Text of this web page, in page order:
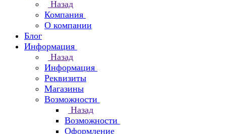
Назад
Компания
О компании
Блог
Информация
Назад
Информация
Реквизиты
Магазины
Возможности
Назад
Возможности
Оформление